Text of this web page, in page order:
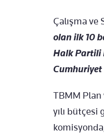
Çalışma ve
olan ilk 10
Halk Partili
TBMM Plan
yılı